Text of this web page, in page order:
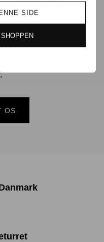
SIDE
spørgsmål, er du altid
vores kontaktformular
OS